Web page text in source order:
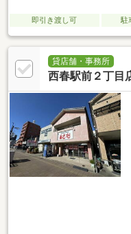
即引き渡し可 駐
貸店舗・事務所
西春駅前２丁目